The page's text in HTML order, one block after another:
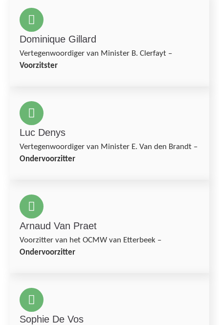
Dominique Gillard
Vertegenwoordiger van Minister B. Clerfayt –
Voorzitster
Luc Denys
Vertegenwoordiger van Minister E. Van den Brandt –
Ondervoorzitter
Arnaud Van Praet
Voorzitter van het OCMW van Etterbeek –
Ondervoorzitter
Sophie De Vos